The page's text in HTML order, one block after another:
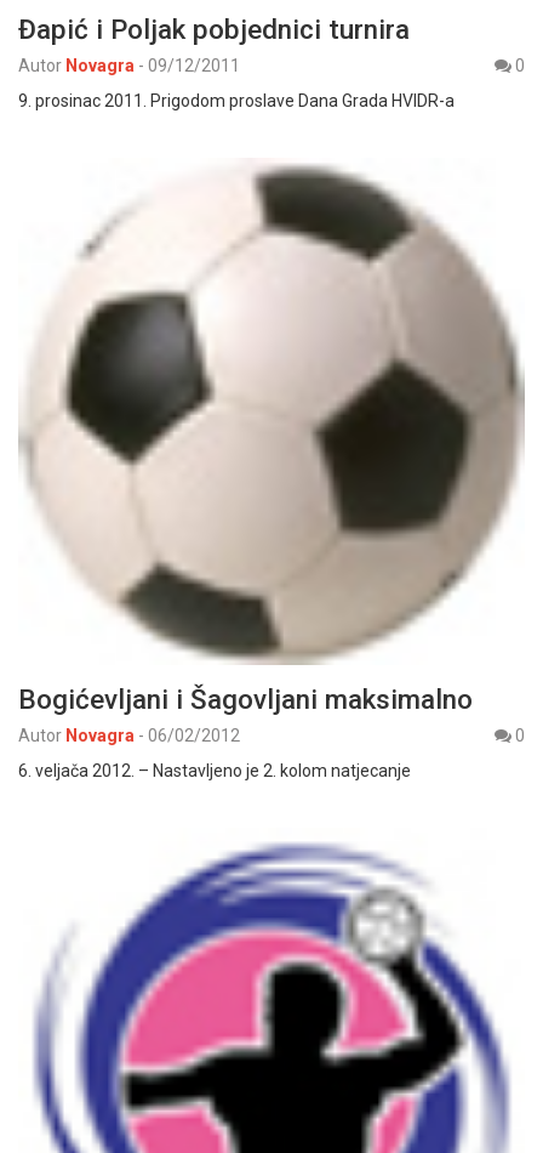
Đapić i Poljak pobjednici turnira
Autor Novagra - 09/12/2011
0
9. prosinac 2011. Prigodom proslave Dana Grada HVIDR-a
Bogićevljani i Šagovljani maksimalno
Autor Novagra - 06/02/2012
0
6. veljača 2012. – Nastavljeno je 2. kolom natjecanje